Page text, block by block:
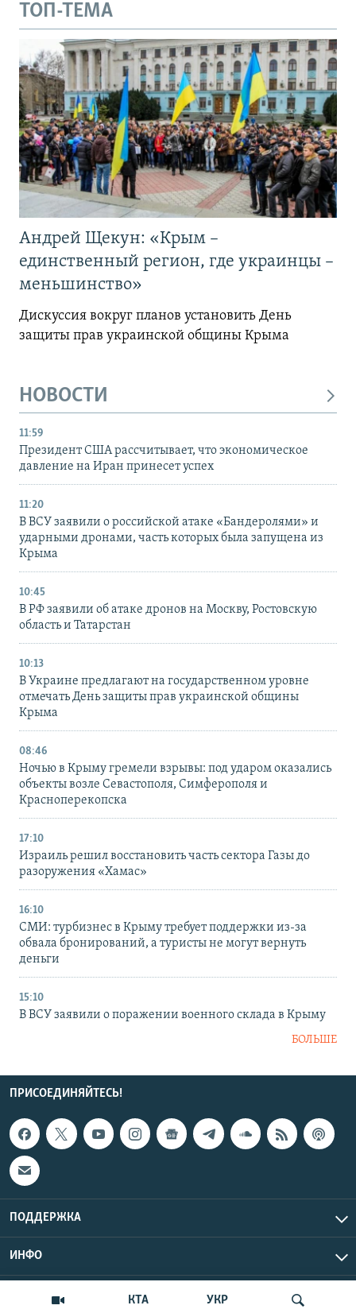
КТА УКР
ТОП-ТЕМА
Андрей Щекун: «Крым –
единственный регион, где украинцы –
меньшинство»
Дискуссия вокруг планов установить День
защиты прав украинской общины Крыма
НОВОСТИ
11:59
Президент США рассчитывает, что экономическое
давление на Иран принесет успех
11:20
В ВСУ заявили о российской атаке «Бандеролями» и
ударными дронами, часть которых была запущена из
Крыма
10:45
В РФ заявили об атаке дронов на Москву, Ростовскую
область и Татарстан
10:13
В Украине предлагают на государственном уровне
отмечать День защиты прав украинской общины
Крыма
08:46
Ночью в Крыму гремели взрывы: под ударом оказались
объекты возле Севастополя, Симферополя и
Красноперекопска
17:10
Израиль решил восстановить часть сектора Газы до
разоружения «Хамас»
16:10
СМИ: турбизнес в Крыму требует поддержки из-за
обвала бронирований, а туристы не могут вернуть
деньги
15:10
В ВСУ заявили о поражении военного склада в Крыму
БОЛЬШЕ
ПРИСОЕДИНЯЙТЕСЬ!
ПОДДЕРЖКА
ИНФО
Copyright Крым.Реалии, 2026 | Все права защищены.
UTC+3